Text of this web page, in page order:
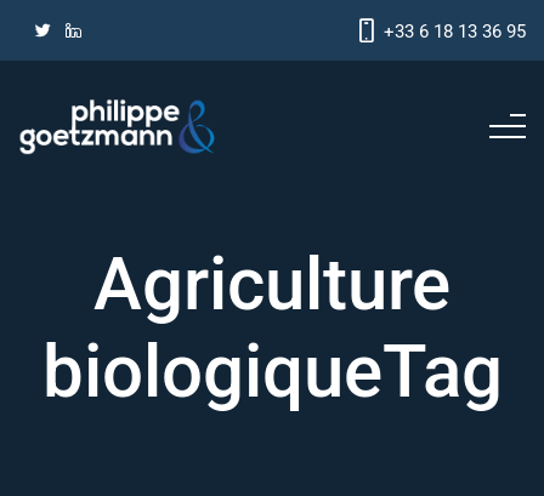
+33 6 18 13 36 95
Agriculture
biologiqueTag